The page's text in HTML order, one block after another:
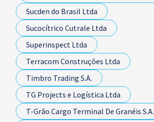
Sucden do Brasil Ltda
Sucocítrico Cutrale Ltda
Superinspect Ltda
Terracom Construções Ltda
Timbro Trading S.A.
TG Projects e Logística Ltda
T-Grão Cargo Terminal De Granéis S.A.